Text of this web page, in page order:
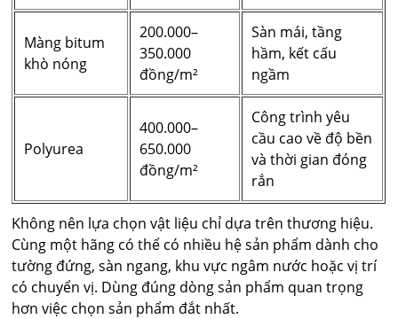
Màng bitum
khò nóng
200.000–
350.000
đồng/m²
Sàn mái, tầng
hầm, kết cấu
ngầm
Polyurea
400.000–
650.000
đồng/m²
Công trình yêu
cầu cao về độ bền
và thời gian đóng
rắn
Không nên lựa chọn vật liệu chỉ dựa trên thương hiệu.
Cùng một hãng có thể có nhiều hệ sản phẩm dành cho
tường đứng, sàn ngang, khu vực ngâm nước hoặc vị trí
có chuyển vị. Dùng đúng dòng sản phẩm quan trọng
hơn việc chọn sản phẩm đắt nhất.